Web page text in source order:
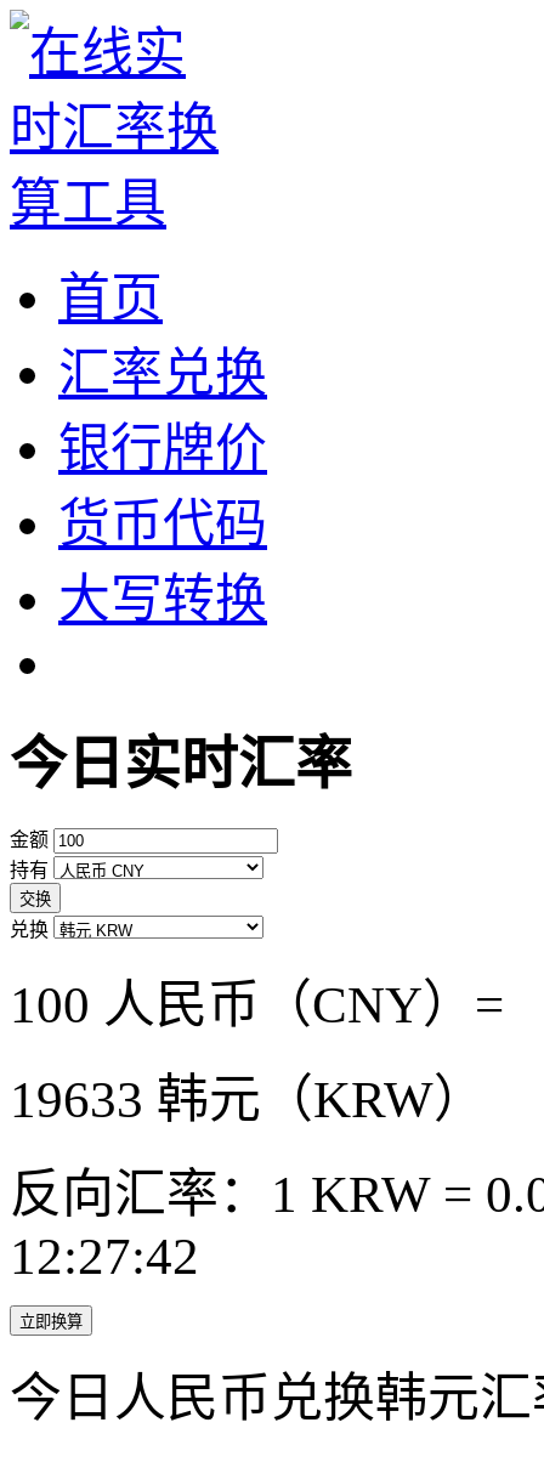
首页
汇率兑换
银行牌价
货币代码
大写转换
今日实时汇率
金额
持有
交换
兑换
100 人民币（CNY）=
19633 韩元（KRW）
反向汇率：1 KRW =
12:27:42
立即换算
今日人民币兑换韩元